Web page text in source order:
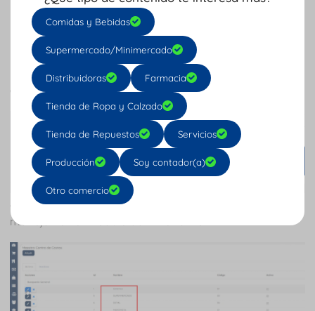
Paso cuatro
Regresas y das clical paso cuatroconfigurar centros
de costos
Allí también verás loscentros de costos
manejan en el módulo administrativo.
Comidas y Bebidas
Supermercado/Minimercado
Distribuidoras Farmacia
Tienda de Ropa y Calzado
Tienda de Repuestos Servicios
Producción Soy contador(a)
Otro comercio